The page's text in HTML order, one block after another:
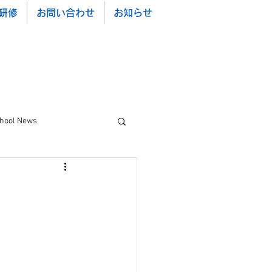
修 お問い合わせ お知らせ
News